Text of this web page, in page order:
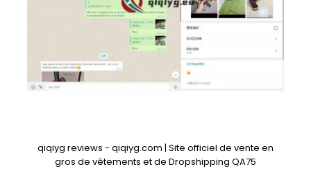
qiqiyg reviews - qiqiyg.com | Site officiel de vente en
gros de vêtements et de Dropshipping QA75